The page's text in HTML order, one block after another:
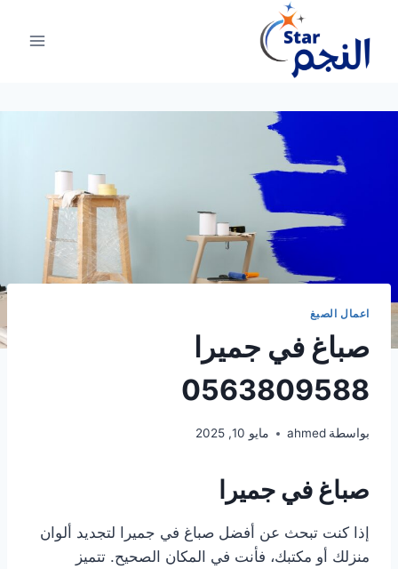
المحتوى
اعمال الصبغ
صباغ في جميرا
0563809588
بواسطة ahmed مايو 10, 2025
صباغ في جميرا
إذا كنت تبحث عن أفضل صباغ في جميرا لتجديد ألوان
منزلك أو مكتبك، فأنت في المكان الصحيح. تتميز